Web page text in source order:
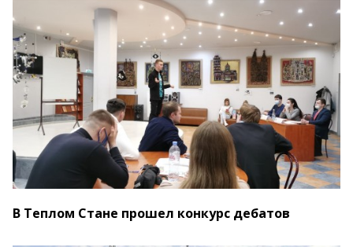
В Теплом Стане прошел конкурс дебатов